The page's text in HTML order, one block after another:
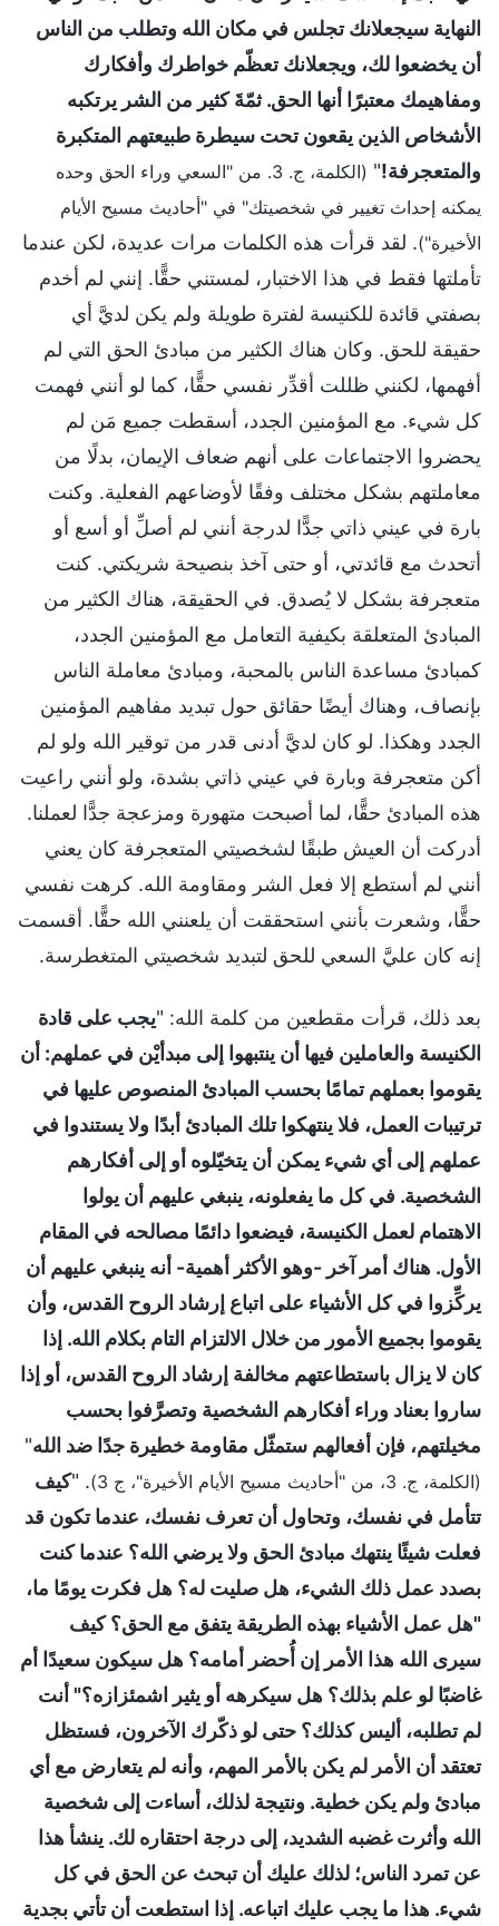
النهاية سيجعلانك تجلس في مكان الله وتطلب من الناس
أن يخضعوا لك، ويجعلانك تعظّم خواطرك وأفكارك
ومفاهيمك معتبرًا أنها الحق. ثمّةَ كثير من الشر يرتكبه
الأشخاص الذين يقعون تحت سيطرة طبيعتهم المتكبرة
والمتعجرفة!"
(الكلمة، ج. 3. من "السعي وراء الحق وحده
يمكنه إحداث تغيير في شخصيتك" في "أحاديث مسيح الأيام
الأخيرة"). لقد قرأت هذه الكلمات مرات عديدة، لكن عندما
تأملتها فقط في هذا الاختبار، لمستني حقًّا. إنني لم أخدم
بصفتي قائدة للكنيسة لفترة طويلة ولم يكن لديَّ أي
حقيقة للحق. وكان هناك الكثير من مبادئ الحق التي لم
أفهمها، لكنني ظللت أقدِّر نفسي حقًّا، كما لو أنني فهمت
كل شيء. مع المؤمنين الجدد، أسقطت جميع مَن لم
يحضروا الاجتماعات على أنهم ضعاف الإيمان، بدلًا من
معاملتهم بشكل مختلف وفقًا لأوضاعهم الفعلية. وكنت
بارة في عيني ذاتي جدًّا لدرجة أنني لم أصلِّ أو أسع أو
أتحدث مع قائدتي، أو حتى آخذ بنصيحة شريكتي. كنت
متعجرفة بشكل لا يُصدق. في الحقيقة، هناك الكثير من
المبادئ المتعلقة بكيفية التعامل مع المؤمنين الجدد،
كمبادئ مساعدة الناس بالمحبة، ومبادئ معاملة الناس
بإنصاف، وهناك أيضًا حقائق حول تبديد مفاهيم المؤمنين
الجدد وهكذا. لو كان لديَّ أدنى قدر من توقير الله ولو لم
أكن متعجرفة وبارة في عيني ذاتي بشدة، ولو أنني راعيت
هذه المبادئ حقًّا، لما أصبحت متهورة ومزعجة جدًّا لعملنا.
أدركت أن العيش طبقًا لشخصيتي المتعجرفة كان يعني
أنني لم أستطع إلا فعل الشر ومقاومة الله. كرهت نفسي
حقًّا، وشعرت بأنني استحققت أن يلعنني الله حقًّا. أقسمت
إنه كان عليَّ السعي للحق لتبديد شخصيتي المتغطرسة.
بعد ذلك، قرأت مقطعين من كلمة الله: "يجب على قادة
الكنيسة والعاملين فيها أن ينتبهوا إلى مبدأيْن في عملهم: أن
يقوموا بعملهم تمامًا بحسب المبادئ المنصوص عليها في
ترتيبات العمل، فلا ينتهكوا تلك المبادئ أبدًا ولا يستندوا في
عملهم إلى أي شيء يمكن أن يتخيّلوه أو إلى أفكارهم
الشخصية. في كل ما يفعلونه، ينبغي عليهم أن يولوا
الاهتمام لعمل الكنيسة، فيضعوا دائمًا مصالحه في المقام
الأول. هناك أمر آخر -وهو الأكثر أهمية- أنه ينبغي عليهم أن
يركِّزوا في كل الأشياء على اتباع إرشاد الروح القدس، وأن
يقوموا بجميع الأمور من خلال الالتزام التام بكلام الله. إذا
كان لا يزال باستطاعتهم مخالفة إرشاد الروح القدس، أو إذا
ساروا بعناد وراء أفكارهم الشخصية وتصرَّفوا بحسب
مخيلتهم، فإن أفعالهم ستمثّل مقاومة خطيرة جدًا ضد الله"
(الكلمة، ج. 3، من "أحاديث مسيح الأيام الأخيرة"، ج 3) . "كيف
تتأمل في نفسك، وتحاول أن تعرف نفسك، عندما تكون قد
فعلت شيئًا ينتهك مبادئ الحق ولا يرضي الله؟ عندما كنت
بصدد عمل ذلك الشيء، هل صليت له؟ هل فكرت يومًا ما،
"هل عمل الأشياء بهذه الطريقة يتفق مع الحق؟ كيف
سيرى الله هذا الأمر إن أُحضر أمامه؟ هل سيكون سعيدًا أم
غاضبًا لو علم بذلك؟ هل سيكرهه أو يثير اشمئزازه؟" أنت
لم تطلبه، أليس كذلك؟ حتى لو ذكّرك الآخرون، فستظل
تعتقد أن الأمر لم يكن بالأمر المهم، وأنه لم يتعارض مع أي
مبادئ ولم يكن خطية. ونتيجة لذلك، أساءت إلى شخصية
الله وأثرت غضبه الشديد، إلى درجة احتقاره لك. ينشأ هذا
عن تمرد الناس؛ لذلك عليك أن تبحث عن الحق في كل
شيء. هذا ما يجب عليك اتباعه. إذا استطعت أن تأتي بجدية